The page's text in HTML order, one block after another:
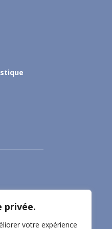
privée.
votre expérience